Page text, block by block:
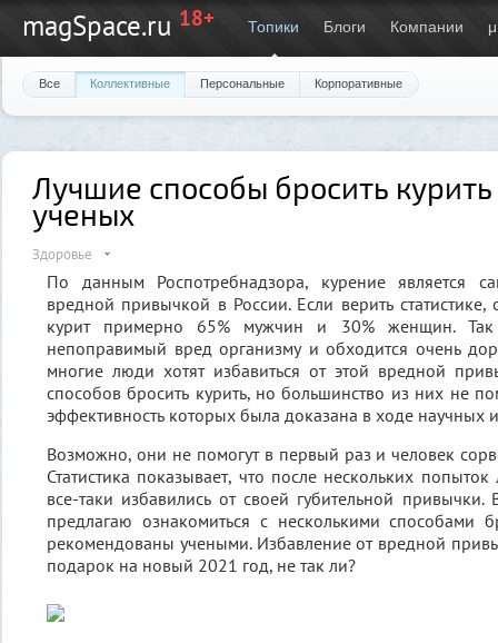
magSpace.ru 18+ Топики Блоги Компании μ
Все Коллективные Персональные Корпоративные
Лучшие способы бросить
ученых
Здоровье
По данным Роспотребнадзора, курение является
вредной привычкой в России. Если верить
курит примерно 65% мужчин и 30% женщин. Так
непоправимый вред организму и обходится очень
многие люди хотят избавиться от этой вредной
способов бросить курить, но большинство из них не
эффективность которых была доказана в ходе научных
Возможно, они не помогут в первый раз и человек
Статистика показывает, что после нескольких
все-таки избавились от своей губительной привычки.
предлагаю ознакомиться с несколькими способами
рекомендованы учеными. Избавление от вредной
подарок на новый 2021 год, не так ли?